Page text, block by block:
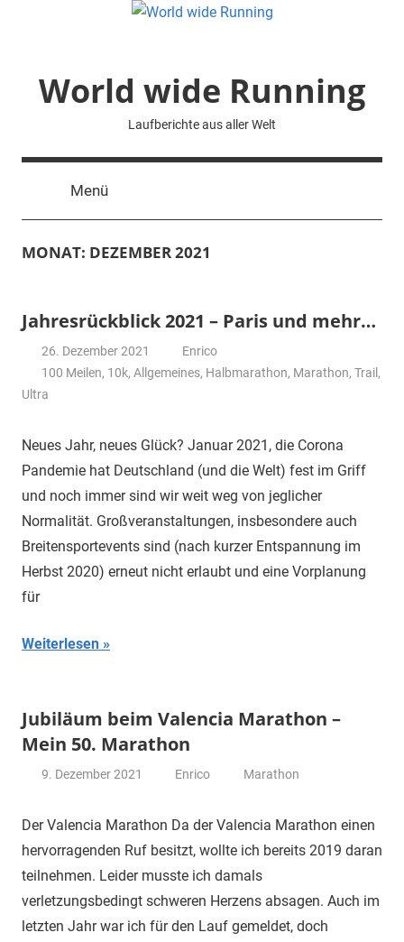
World wide Running
Laufberichte aus aller Welt
Menü
MONAT: DEZEMBER 2021
Jahresrückblick 2021 – Paris und mehr…
26. Dezember 2021
Enrico
100 Meilen, 10k,Allgemeines, Halbmarathon, Marathon,Trail ,
Ultra
Neues Jahr, neues Glück? Januar 2021, die Corona
Pandemie hat Deutschland (und die Welt) fest im Griff
und noch immer sind wir weit weg von jeglicher
Normalität. Großveranstaltungen, insbesondere auch
Breitensportevents sind (nach kurzer Entspannung im
Herbst 2020) erneut nicht erlaubt und eine Vorplanung
für
Weiterlesen
Jubiläum beim Valencia Marathon –
Mein 50. Marathon
9. Dezember 2021 Enrico Marathon
Der Valencia Marathon Da der Valencia Marathon einen
hervorragenden Ruf besitzt, wollte ich bereits 2019 daran
teilnehmen. Leider musste ich damals
verletzungsbedingt schweren Herzens absagen. Auch im
letzten Jahr war ich für den Lauf gemeldet, doch